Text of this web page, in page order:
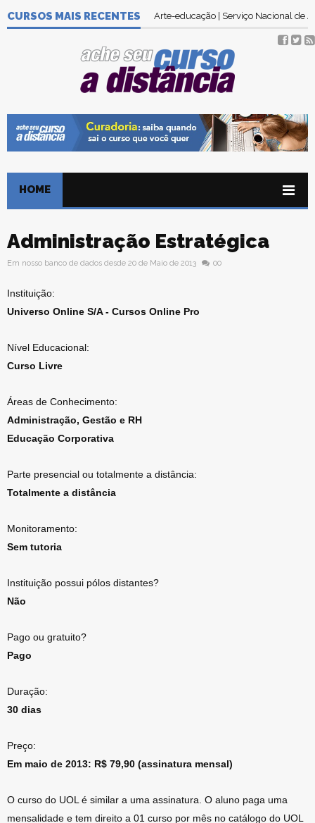
CURSOS MAIS RECENTES Arte-educação | Serviço Nacional de
HOME
Administração Estratégica
Em nosso banco de dados desde 20 de Maio de 2013 00
Instituição:
Universo Online S/A - Cursos Online Pro
Nível Educacional:
Curso Livre
Áreas de Conhecimento:
Administração, Gestão e RH
Educação Corporativa
Parte presencial ou totalmente a distância:
Totalmente a distância
Monitoramento:
Sem tutoria
Instituição possui pólos distantes?
Não
Pago ou gratuito?
Pago
Duração:
30 dias
Preço:
Em maio de 2013: R$ 79,90 (assinatura mensal)
O curso do UOL é similar a uma assinatura. O aluno paga uma
mensalidade e tem direito a 01 curso por mês no catálogo do UOL